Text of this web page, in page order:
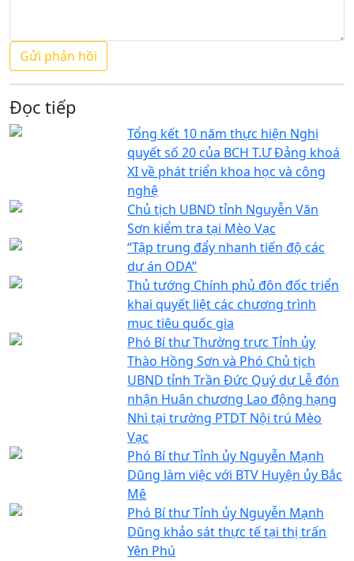
Đọc tiếp
Tổng kết 10 năm thực hiện Nghị
quyết số 20 của BCH T.Ư Đảng khoá
XI về phát triển khoa học và công
nghệ
Chủ tịch UBND tỉnh Nguyễn Văn
Sơn kiểm tra tại Mèo Vạc
“Tập trung đẩy nhanh tiến độ các
dự án ODA”
Thủ tướng Chính phủ đôn đốc triển
khai quyết liệt các chương trình
mục tiêu quốc gia
Phó Bí thư Thường trực Tỉnh ủy
Thào Hồng Sơn và Phó Chủ tịch
UBND tỉnh Trần Đức Quý dự Lễ đón
nhận Huân chương Lao động hạng
Nhì tại trường PTDT Nội trú Mèo
Vạc
Phó Bí thư Tỉnh ủy Nguyễn Mạnh
Dũng làm việc với BTV Huyện ủy Bắc
Mê
Phó Bí thư Tỉnh ủy Nguyễn Mạnh
Dũng khảo sát thực tế tại thị trấn
Yên Phú